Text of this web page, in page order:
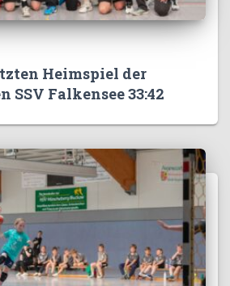
Heimspiel der
SSV Falkensee 33:42